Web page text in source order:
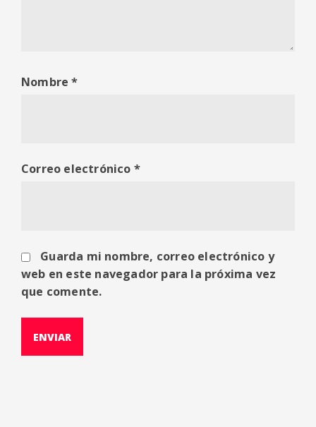
Nombre*
Correo electrónico *
Guarda mi nombre, correo electrónico y
web en este navegador para la próxima vez
que comente.